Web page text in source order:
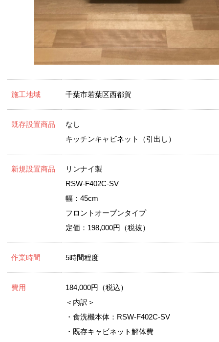
施工地域 千葉市若葉区西都賀
既存設置商品
なし
キッチンキャビネット（引出し）
新規設置商品
リンナイ製
RSW-F402C-SV
幅：45cm
フロントオープンタイプ
定価：198,000円（税抜）
作業時間 5時間程度
費用
184,000円（税込）
＜内訳＞
・食洗機本体：RSW-F402C-SV
・既存キャビネット解体費